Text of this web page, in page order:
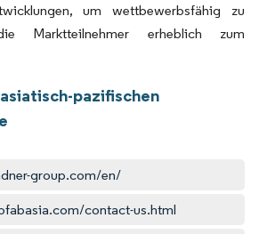
um wettbewerbsfähig zu
Marktteilnehmer erheblich zum
pazifischen
group.com/en/
contact-us.html